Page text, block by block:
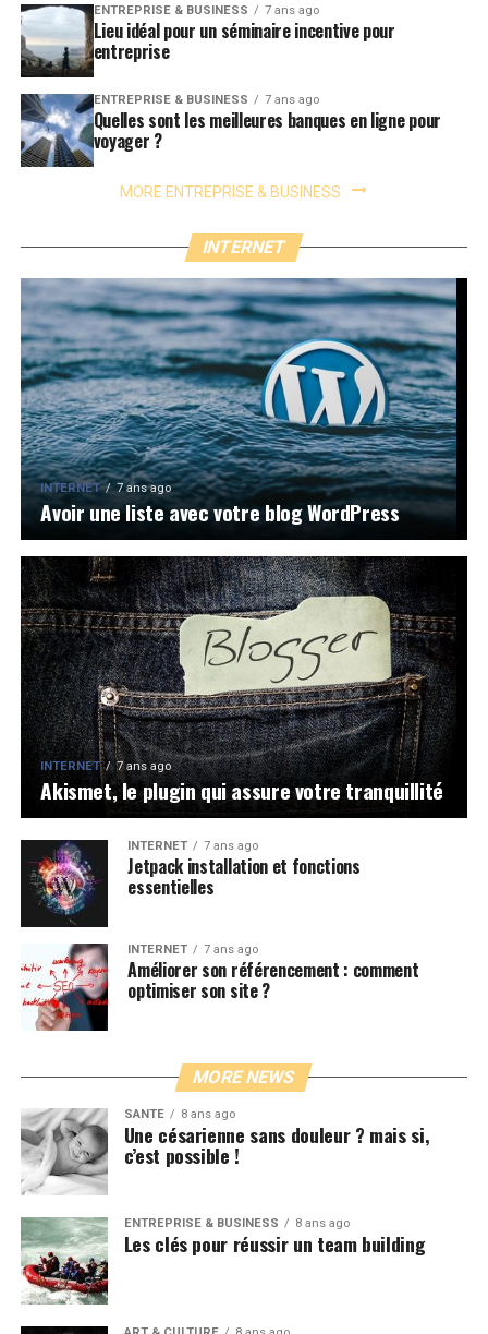
ENTREPRISE & BUSINESS 7 ans ago
Lieu idéal pour un séminaire incentive pour
entreprise
ENTREPRISE & BUSINESS 7 ans ago
Quelles sont les meilleures banques en ligne pour
voyager ?
MORE ENTREPRISE & BUSINESS
INTERNET
INTERNET 7 ans ago
Avoir une liste avec votre blog WordPress
INTERNET 7 ans ago
Akismet, le plugin qui assure votre tranquillité
INTERNET 7 ans ago
Jetpack installation et fonctions
essentielles
INTERNET 7 ans ago
Améliorer son référencement : comment
optimiser son site ?
MORE NEWS
SANTÉ 8 ans ago
Une césarienne sans douleur ? mais si,
c’est possible !
ENTREPRISE & BUSINESS 8 ans ago
Les clés pour réussir un team building